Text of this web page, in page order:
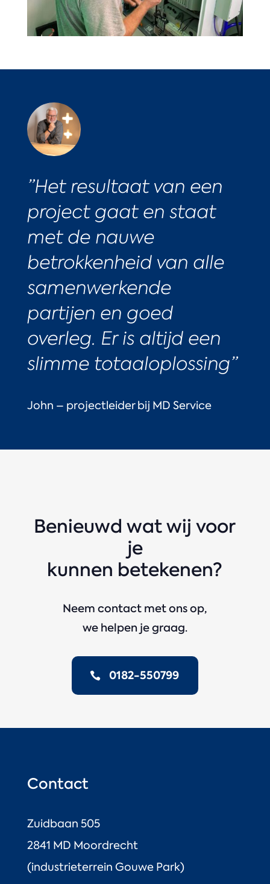
”Het resultaat van een
project gaat en staat
met de nauwe
betrokkenheid van alle
samenwerkende
partijen en goed
overleg. Er is altijd een
slimme totaaloplossing”
John – projectleider bij MD Service
Benieuwd wat wij voor
je
kunnen betekenen?
Neem contact met ons op,
we helpen je graag.
0182-550799
Contact
Zuidbaan 505
2841 MD Moordrecht
(industrieterrein Gouwe Park)